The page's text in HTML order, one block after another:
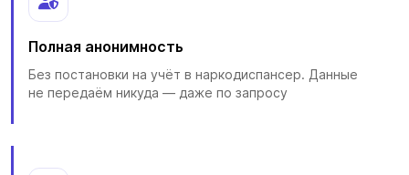
Полная анонимность
Без постановки на учёт в наркодиспансер. Данные
не передаём никуда — даже по запросу